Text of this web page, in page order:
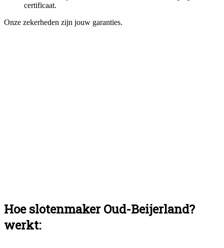
certificaat.
Onze zekerheden zijn jouw garanties.
Hoe slotenmaker Oud-Beijerland?
werkt: